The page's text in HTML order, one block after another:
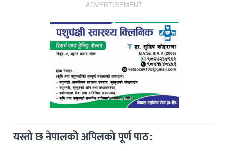
ADVERTISEMENT
यस्तो छ नेपालको अपिलको पूर्ण पाठ: